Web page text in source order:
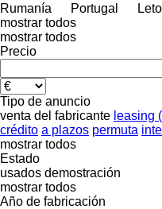
Rumanía
Portugal
mostrar todos
mostrar todos
Precio
Tipo de anuncio
venta del fabricante leasing
crédito a plazos permuta
mostrar todos
Estado
usados demostración
mostrar todos
Año de fabricación